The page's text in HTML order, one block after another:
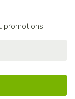
promotions